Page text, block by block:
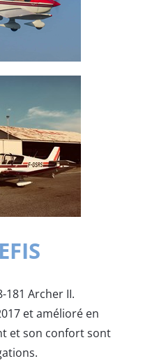
181 Archer II.
et amélioré en
et son confort sont